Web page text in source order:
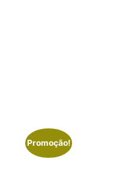
Promoção!